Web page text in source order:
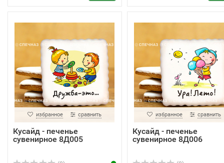
избранное сравнить
Кусайд - печенье
сувенирное 8Д005
избранное сравнить
Кусайд - печенье
сувенирное 8Д006